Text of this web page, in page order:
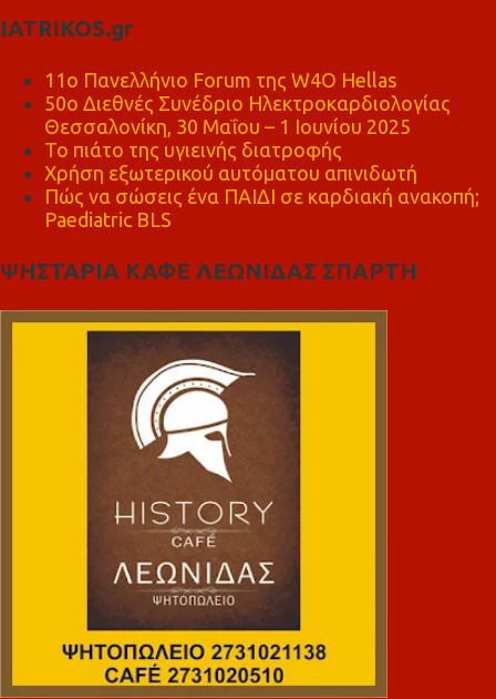
IATRIKOS.gr
11ο Πανελλήνιο Forum της W4O Hellas
50ο Διεθνές Συνέδριο Ηλεκτροκαρδιολογίας
Θεσσαλονίκη, 30 Μαΐου – 1 Ιουνίου 2025
Το πιάτο της υγιεινής διατροφής
Χρήση εξωτερικού αυτόματου απινιδωτή
Πώς να σώσεις ένα ΠΑΙΔΙ σε καρδιακή ανακοπή;
Paediatric BLS
ΨΗΣΤΑΡΙΑ ΚΑΦΕ ΛΕΩΝΙΔΑΣ ΣΠΑΡΤΗ